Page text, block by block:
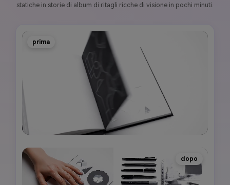
statiche in storie di album di ritagli ricche di visione in pochi minuti.
prima
dopo